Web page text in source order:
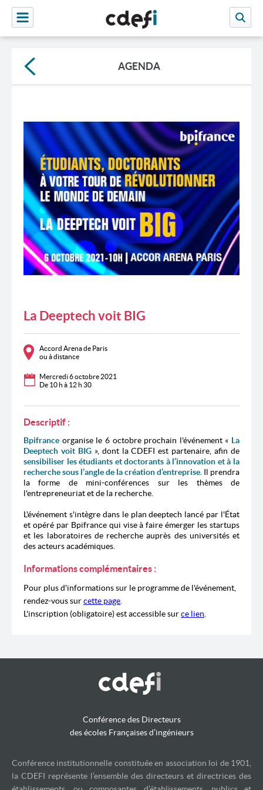
AGENDA
La Deeptech voit BIG
Accord Arena de Paris
ou à distance
Mercredi 6 octobre 2021
De 10 h à 12 h 30
Descriptif :
Bpifrance organise le 6 octobre prochain l'événement « La
Deeptech voit BIG», dont la CDEFI est partenaire, afin de
sensibiliser les étudiants et doctorants à l’innovation et à la
recherche sous l’angle de la création d’entreprise . Il prendra
la forme de mini-conférences sur les thèmes de
l'entrepreneuriat et de la recherche.
L'événement s'intègre dans le plan deeptech lancé par l'État
et opéré par Bpifrance qui vise à faire émerger les startups
et les laboratoires de recherche auprès des universités et
des acteurs académiques.
Informations complémentaires :
Pour plus d'informations sur le programme de l'événement,
rendez-vous surcette page
L'inscription (obligatoire) est accessible surce lien
Conférence des Directeurs
des écoles Françaises d’ingénieurs
Conférence institutionnelle constituée en association loi de 1901,
la CDEFI représente l’ensemble des directeurs et directrices des